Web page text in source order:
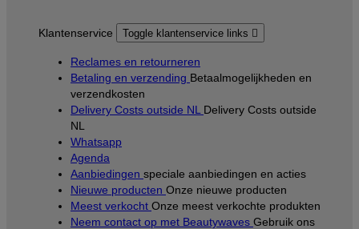
Klantenservice Toggle klantenservice links 
Reclames en retourneren
Betaling en verzending Betaalmogelijkheden en
verzendkosten
Delivery Costs outside NL Delivery Costs outside
NL
Whatsapp
Agenda
Aanbiedingen speciale aanbiedingen en acties
Nieuwe producten Onze nieuwe producten
Meest verkocht Onze meest verkochte produkten
Neem contact op met Beautywaves Gebruik ons